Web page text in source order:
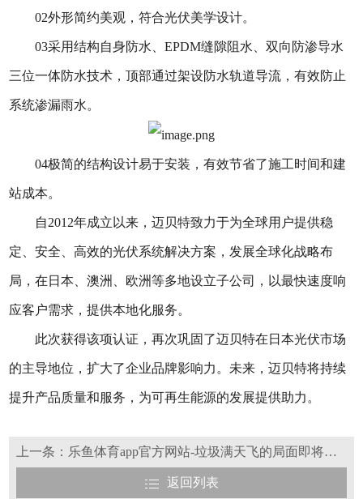
02外形简约美观，符合光伏美学设计。
03采用结构自身防水、EPDM缝隙阻水、双向防渗导水
三位一体防水技术，顶部通过架设防水轨道导流，有效防止
系统渗漏雨水。
04极简的结构设计易于安装，有效节省了施工时间和建
站成本。
自2012年成立以来，迈贝特致力于为全球用户提供稳
定、安全、高效的光伏系统解决方案，发展全球化战略布
局，在日本、澳洲、欧洲等多地设立子公司，以最快速度响
应客户需求，提供本地化服务。
此次获得该项认证，再次巩固了迈贝特在日本光伏市场
的主导地位，扩大了企业品牌影响力。未来，迈贝特将持续
提升产品质量和服务，为可再生能源的发展提供助力。
上一条：乐鱼体育app官方网站-垃圾满天飞的局面即将终结！光伏如何重新回到基本面？
返回列表